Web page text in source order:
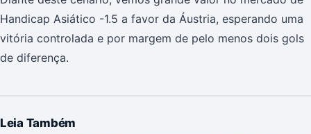
Handicap Asiático -1.5 a favor da Áustria, esperando uma
vitória controlada e por margem de pelo menos dois gols
de diferença.
Leia Também